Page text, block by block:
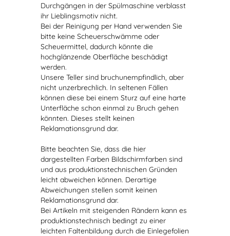
Durchgängen in der Spülmaschine verblasst
ihr Lieblingsmotiv nicht.
Bei der Reinigung per Hand verwenden Sie
bitte keine Scheuerschwämme oder
Scheuermittel, dadurch könnte die
hochglänzende Oberfläche beschädigt
werden.
Unsere Teller sind bruchunempfindlich, aber
nicht unzerbrechlich. In seltenen Fällen
können diese bei einem Sturz auf eine harte
Unterfläche schon einmal zu Bruch gehen
könnten. Dieses stellt keinen
Reklamationsgrund dar.
Bitte beachten Sie, dass die hier
dargestellten Farben Bildschirmfarben sind
und aus produktionstechnischen Gründen
leicht abweichen können. Derartige
Abweichungen stellen somit keinen
Reklamationsgrund dar.
Bei Artikeln mit steigenden Rändern kann es
produktionstechnisch bedingt zu einer
leichten Faltenbildung durch die Einlegefolien